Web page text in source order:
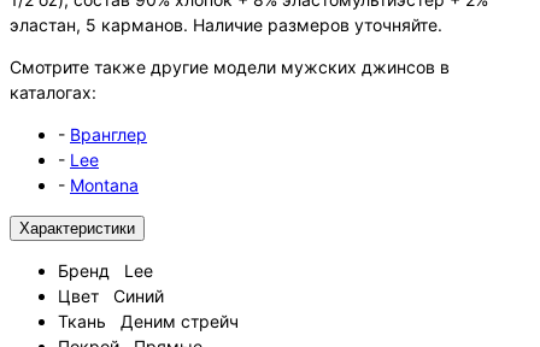
эластан, 5 карманов. Наличие размеров уточняйте.
Смотрите также другие модели мужских джинсов в
каталогах:
- Вранглер
- Lee
- Montana
Характеристики
Бренд
Lee
Цвет
Синий
Ткань
Деним стрейч